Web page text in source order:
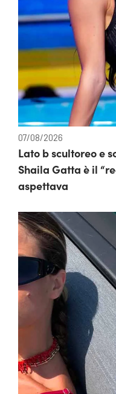
07/08/2026
Lato b scultoreo e
Shaila Gatta è il
aspettava